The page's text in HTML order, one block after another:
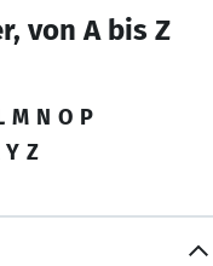
von A bis Z
M N O P
Y Z